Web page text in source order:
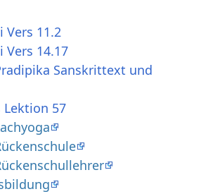
Vers 11.2
14.17
Sanskrittext und
Lektion 57